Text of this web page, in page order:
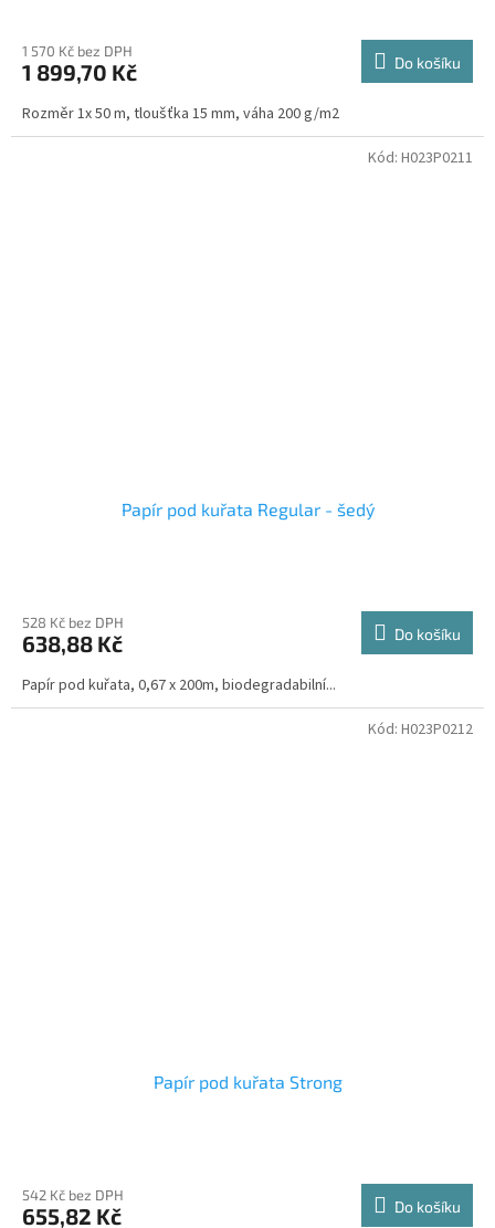
1 570 Kč bez DPH
1 899,70 Kč Do košíku
Rozměr 1x 50 m, tloušťka 15 mm, váha 200 g/m2
Papír pod kuřata Regular - šedý
528 Kč bez DPH
638,88 Kč Do košíku
Papír pod kuřata, 0,67 x 200m, biodegradabilní...
Kód: H023P0211
Papír pod kuřata Strong
542 Kč bez DPH
655,82 Kč Do košíku
Kód: H023P0212